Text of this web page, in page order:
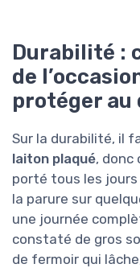
Durabilité :
de
protéger au
Sur la durabilité, il
laiton plaqué, donc
porté tous les jours
la parure sur
une journée
constaté de gros
de fermoir qui